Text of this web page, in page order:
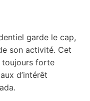
garde le cap,
son activité. Cet
toujours forte
d’intérêt